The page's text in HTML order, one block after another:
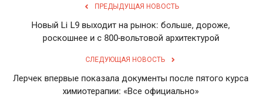
ПРЕДЫДУЩАЯ НОВОСТЬ
Новый Li L9 выходит на рынок: больше, дороже,
роскошнее и с 800-вольтовой архитектурой
СЛЕДУЮЩАЯ НОВОСТЬ
Лерчек впервые показала документы после пятого курса
химиотерапии: «Все официально»